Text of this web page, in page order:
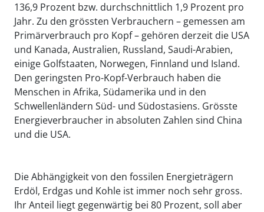
136,9 Prozent bzw. durchschnittlich 1,9 Prozent pro
Jahr. Zu den grössten Verbrauchern – gemessen am
Primärverbrauch pro Kopf – gehören derzeit die USA
und Kanada, Australien, Russland, Saudi-Arabien,
einige Golfstaaten, Norwegen, Finnland und Island.
Den geringsten Pro-Kopf-Verbrauch haben die
Menschen in Afrika, Südamerika und in den
Schwellenländern Süd- und Südostasiens. Grösste
Energieverbraucher in absoluten Zahlen sind China
und die USA.
Die Abhängigkeit von den fossilen Energieträgern
Erdöl, Erdgas und Kohle ist immer noch sehr gross.
Ihr Anteil liegt gegenwärtig bei 80 Prozent, soll aber